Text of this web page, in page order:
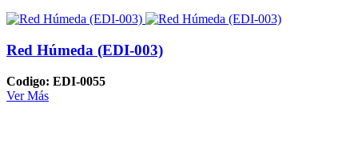
Red Húmeda (EDI-003)
Codigo: EDI-0055
Ver Más